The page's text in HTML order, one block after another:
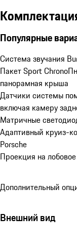
Популярные
Система звучания
Пакет Sport Chrono
панорамная крыша
Датчики системы
включая камеру
Матричные
Адаптивный круиз-
Porsche
Проекция на
Дополнительный
Внешний вид